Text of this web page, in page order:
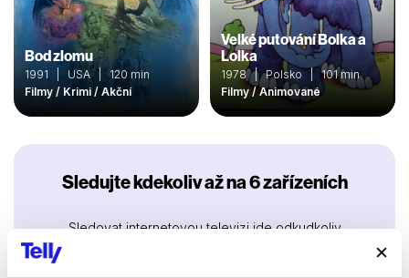
Bod zlomu
1991 | USA | 120 min
Filmy / Krimi / Akční
Velké putování Bolka a
Lolka
1978 | Polsko | 101 min
Filmy / Animované
Sledujte kdekoliv až na 6 zařízeních
Sledovat internetovou televizi jde odkudkoliv